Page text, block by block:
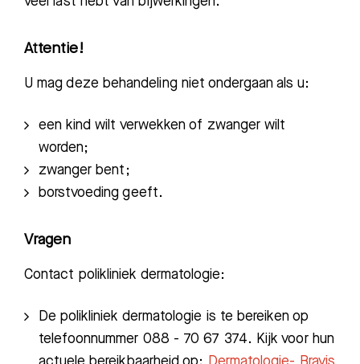
Afspraak maken
Attentie!
U mag deze behandeling niet ondergaan als u:
een kind wilt verwekken of zwanger wilt
worden;
zwanger bent;
borstvoeding geeft.
Vragen
Contact polikliniek dermatologie:
De polikliniek dermatologie is te bereiken op
telefoonnummer 088 - 70 67 374. Kijk voor hun